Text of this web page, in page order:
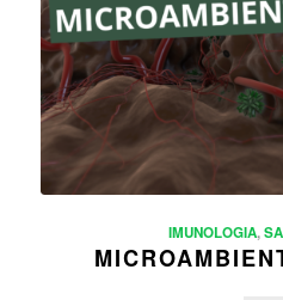
IMUNOLOGIA,